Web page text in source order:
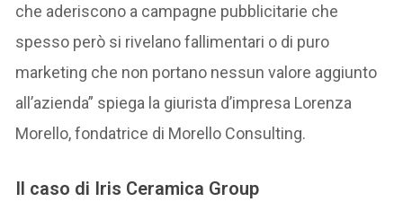
che aderiscono a campagne pubblicitarie che
spesso però si rivelano fallimentari o di puro
marketing che non portano nessun valore aggiunto
all’azienda” spiega la giurista d’impresa Lorenza
Morello, fondatrice di Morello Consulting.
Il caso di Iris Ceramica Group